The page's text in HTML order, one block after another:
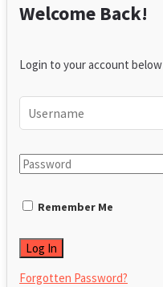
Welcome Back!
Login to your account below
Remember Me
Forgotten Password?